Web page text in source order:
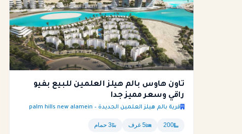
تاون هاوس بالم هيلز العلمين للبيع بفيو
راقي وسعر مميز جدا
قرية بالم هيلز العلمين الجديدة – palm hills new alamein
200 5 غرف 3 حمام